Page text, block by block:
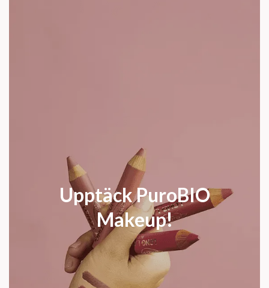
Upptäck PuroBIO
Makeup!